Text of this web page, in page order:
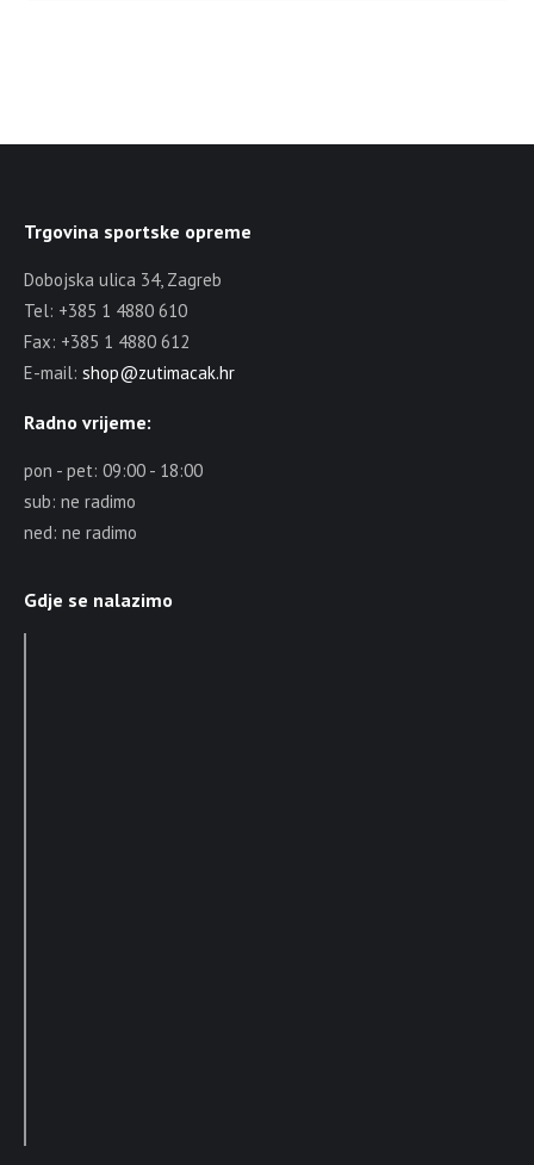
Trgovina sportske opreme
Dobojska ulica 34, Zagreb
Tel: +385 1 4880 610
Fax: +385 1 4880 612
E-mail: shop@zutimacak.hr
Radno vrijeme:
pon - pet: 09:00 - 18:00
sub: ne radimo
ned: ne radimo
Gdje se nalazimo